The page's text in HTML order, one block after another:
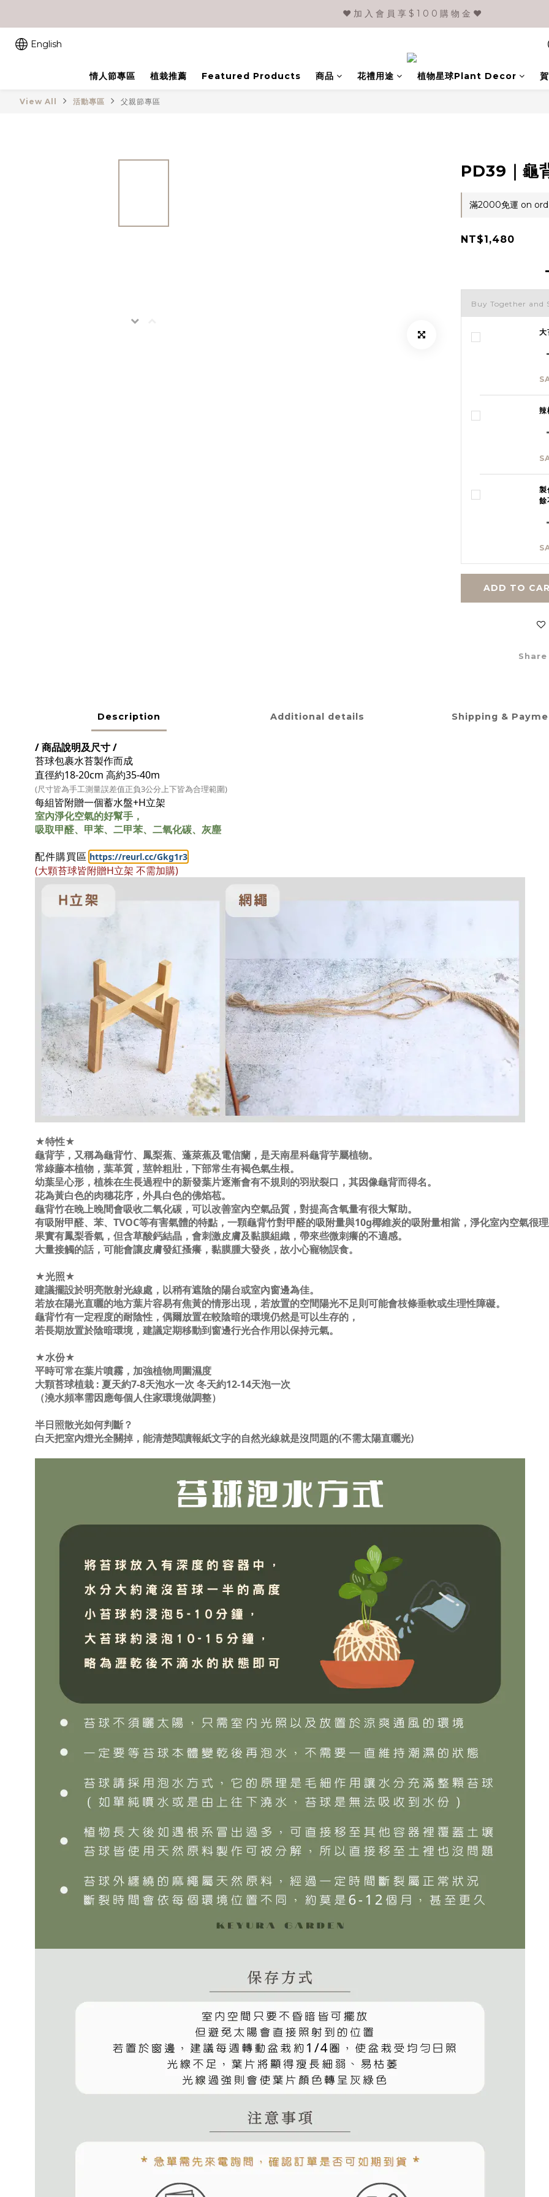
❤️ 加 入 會 員 享 $ 1 0 0 購 物 金 ❤️
English
情人節專區 植栽推薦 Featured Products 商品 花禮用途 植物星球Plant Decor
View All 活動專區 父親節專區
PD39｜龜
滿2000免運 on
NT$1,480
Buy Together and
大
辣
製
餘
ADD TO
Share
Description Additional details Shipping &
/ 商品說明及尺寸 /
苔球包裹水苔製作而成
直徑約18-20cm 高約35-40m
(尺寸皆為手工測量誤差值正負3公分上下皆為合理範圍)
每組皆附贈一個蓄水盤+H立架
室內淨化空氣的好幫手，
吸取甲醛、甲苯、二甲苯、二氧化碳、灰塵
配件購買區 https://reurl.cc/Gkg1r3
(大顆苔球皆附贈H立架 不需加購)
★特性★
龜背芋，又稱為龜背竹、鳳梨蕉、蓬萊蕉及電信蘭，是天南星科龜背芋屬植物。
常綠藤本植物，葉革質，莖幹粗壯，下部常生有褐色氣生根。
幼葉呈心形，植株在生長過程中的新發葉片逐漸會有不規則的羽狀裂口，其因像龜背而得名。
花為黃白色的肉穗花序，外具白色的佛焰苞。
龜背竹在晚上晚間會吸收二氧化碳，可以改善室內空氣品質，對提高含氧量有很大幫助。
有吸附甲醛、苯、TVOC等有害氣體的特點，一顆龜背竹對甲醛的吸附量與10g椰維炭的吸附量相當，淨化室內空氣很
果實有鳳梨香氣，但含草酸鈣結晶，會刺激皮膚及黏膜組織，帶來些微刺癢的不適感。
大量接觸的話，可能會讓皮膚發紅搔癢，黏膜腫大發炎，故小心寵物誤食。
★光照★
建議擺設於明亮散射光線處，以稍有遮陰的陽台或室內窗邊為佳。
若放在陽光直曬的地方葉片容易有焦黃的情形出現，若放置的空間陽光不足則可能會枝條垂軟或生理性障礙。
龜背竹有一定程度的耐陰性，偶爾放置在較陰暗的環境仍然是可以生存的，
若長期放置於陰暗環境，建議定期移動到窗邊行光合作用以保持元氣。
★水份★
平時可常在葉片噴霧，加強植物周圍濕度
大顆苔球植栽 : 夏天約7-8天泡水一次 冬天約12-14天泡一次
（澆水頻率需因應每個人住家環境做調整）
半日照散光如何判斷？
白天把室內燈光全關掉，能清楚閱讀報紙文字的自然光線就是沒問題的(不需太陽直曬光)